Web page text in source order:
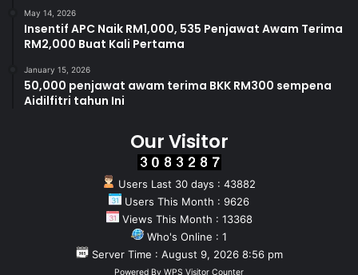
May 14, 2026
Insentif APC Naik RM1,000, 535 Penjawat Awam Terima
RM2,000 Buat Kali Pertama
January 15, 2026
50,000 penjawat awam terima BKK RM300 sempena
Aidilfitri tahun Ini
Our Visitor
Users Last 30 days : 43882
Users This Month : 9626
Views This Month : 13368
Who's Online : 1
Server Time : August 9, 2026 8:56 pm
Powered By WPS Visitor Counter